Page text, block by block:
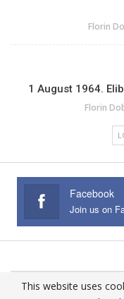
Florin
1 August 1964.
Florin
Facebook
©
This website uses